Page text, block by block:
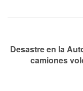
Desastre en la
camiones